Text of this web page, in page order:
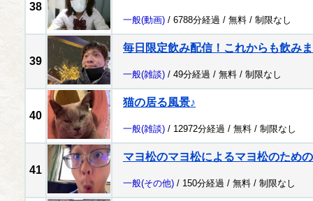
38
一般(動画) / 6788分経過 / 無料 / 制限なし
39
毎日限定飲み配信！これからも飲み
一般(雑談) / 49分経過 / 無料 / 制限なし
40
猫の居る風景♪
一般(雑談) / 12972分経過 / 無料 / 制限なし
41
マヨ松のマヨ松によるマヨ松のため
一般(その他) / 150分経過 / 無料 / 制限なし